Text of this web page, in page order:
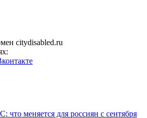
citydisabled.ru